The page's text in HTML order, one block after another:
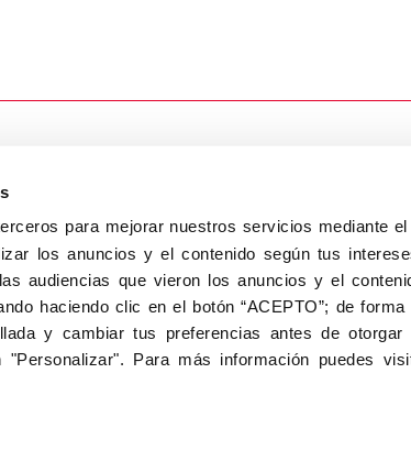
para mejorar nuestros servicios mediante
los anuncios y el contenido según tus
audiencias que vieron los anuncios y el
haciendo clic en el botón “ACEPTO”; de forma
y cambiar tus preferencias antes de
Para más información puedes
Aviso Legal Inscripción a